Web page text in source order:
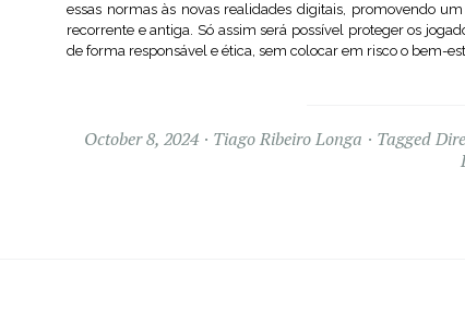
essas normas às novas realidades digitais, promovendo
recorrente e antiga. Só assim será possível proteger os
de forma responsável e ética, sem colocar em risco o bem-
October 8, 2024 Tiago Ribeiro Longa Tagged